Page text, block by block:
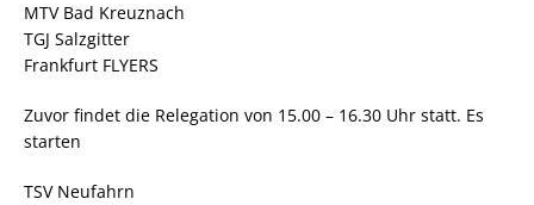
MTV Bad Kreuznach
TGJ Salzgitter
Frankfurt FLYERS
Zuvor findet die Relegation von 15.00 – 16.30 Uhr statt. Es
starten
TSV Neufahrn